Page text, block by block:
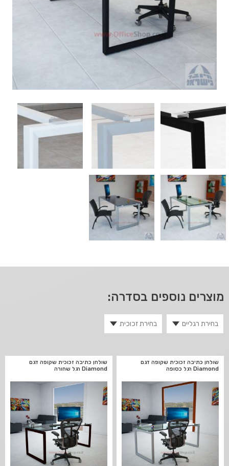
מוצרים נוספים בסדרה:
שולחן כתיבה זכוכית שקופה דגם
Diamond רגל כסופה
שולחן כתיבה זכוכית שקופה דגם
Diamond רגל שחורה